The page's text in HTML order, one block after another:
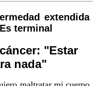
extendida
terminal
"Estar
nada"